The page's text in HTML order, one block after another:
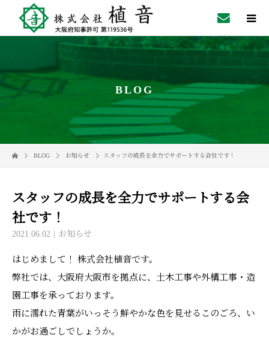
BLOG
BLOG お知らせ スタッフの成長を全力でサポートする会社です！
スタッフの成長を全力でサポートする会
社です！
2021.06.02 お知らせ
はじめまして！ 株式会社植音です。
弊社では、大阪府大阪市を拠点に、土木工事や外構工事・造
園工事を承っております。
雨に濡れた青葉がいっそう鮮やかな色を見せるこのごろ、い
かがお過ごしでしょうか。